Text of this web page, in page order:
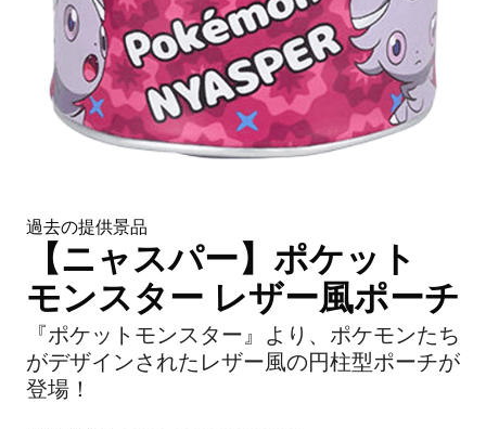
過去の提供景品
【ニャスパー】ポケット
モンスター レザー風ポーチ
『ポケットモンスター』より、ポケモンたち
がデザインされたレザー風の円柱型ポーチが
登場！